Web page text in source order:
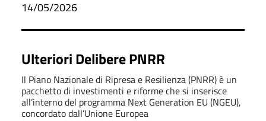
14/05/2026
Ulteriori Delibere PNRR
Il Piano Nazionale di Ripresa e Resilienza (PNRR) è un
pacchetto di investimenti e riforme che si inserisce
all’interno del programma Next Generation EU (NGEU),
concordato dall’Unione Europea